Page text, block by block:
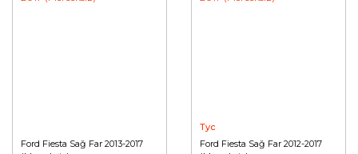
Ford Fiesta Sağ Far 2013-2017
Tyc
Ford Fiesta Sağ Far 2012-2017